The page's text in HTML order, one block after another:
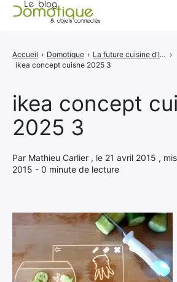
ikea concept
2025 3
Par Mathieu Carlier , le 21 avril 2015 ,
2015 - 0 minute de lecture
Accueil › Domotique › La future cuisine d'IKEA vous dira comment cuisiner ›
ikea concept cuisne 2025 3
Catégories
A propos
CONTACT